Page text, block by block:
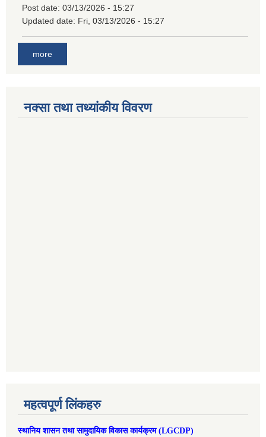
Post date: 03/13/2026 - 15:27
Updated date: Fri, 03/13/2026 - 15:27
more
नक्सा तथा तथ्यांकीय विवरण
महत्वपूर्ण लिंकहरु
स्थानिय शासन तथा सामुदायिक विकास कार्यक्रम (LGCDP)